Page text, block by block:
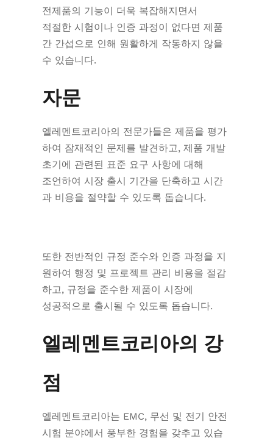
전제품의 기능이 더욱 복잡해지면서
적절한 시험이나 인증 과정이 없다면 제품
간 간섭으로 인해 원활하게 작동하지 않을
수 있습니다.
자문
엘레멘트코리아의 전문가들은 제품을 평가
하여 잠재적인 문제를 발견하고, 제품 개발
초기에 관련된 표준 요구 사항에 대해
조언하여 시장 출시 기간을 단축하고 시간
과 비용을 절약할 수 있도록 돕습니다.
또한 전반적인 규정 준수와 인증 과정을 지
원하여 행정 및 프로젝트 관리 비용을 절감
하고, 규정을 준수한 제품이 시장에
성공적으로 출시될 수 있도록 돕습니다.
엘레멘트코리아의 강
점
엘레멘트코리아는 EMC, 무선 및 전기 안전
시험 분야에서 풍부한 경험을 갖추고 있습